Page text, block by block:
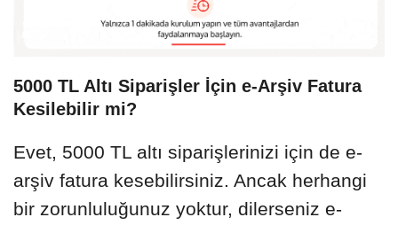
5000 TL Altı Siparişler İçin e-Arşiv Fatura
Kesilebilir mi?
Evet, 5000 TL altı siparişlerinizi için de e-
arşiv fatura kesebilirsiniz. Ancak herhangi
bir zorunluluğunuz yoktur, dilerseniz e-